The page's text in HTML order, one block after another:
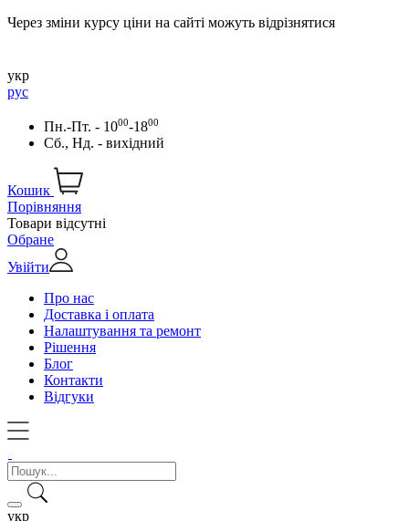
Через зміни курсу ціни на сайті можуть відрізнятися
укр
рус
Пн.-Пт. - 1000-1800
Сб., Нд. - вихідний
Кошик
Порівняння
Товари відсутні
Обране
Увійти
Про нас
Доставка і оплата
Налаштування та ремонт
Рішення
Блог
Контакти
Відгуки
укр